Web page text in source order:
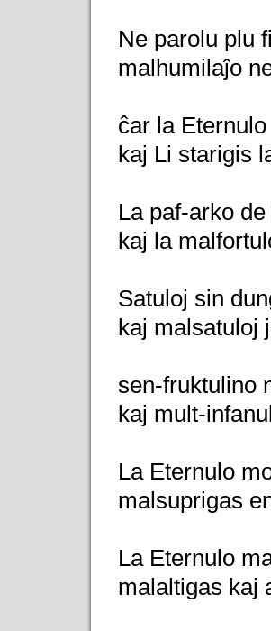
Ne parolu plu
malhumilaĵo
ĉar la
kaj Li starigis
La paf-arko
kaj la
Satuloj sin
kaj malsatuloj
sen-fruktulino
kaj mult-
La Eternulo
malsuprigas
La Eternulo
malaltigas kaj